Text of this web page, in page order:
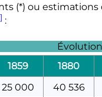
(*) ou estimations
:
1859 1880
25 000 40 536